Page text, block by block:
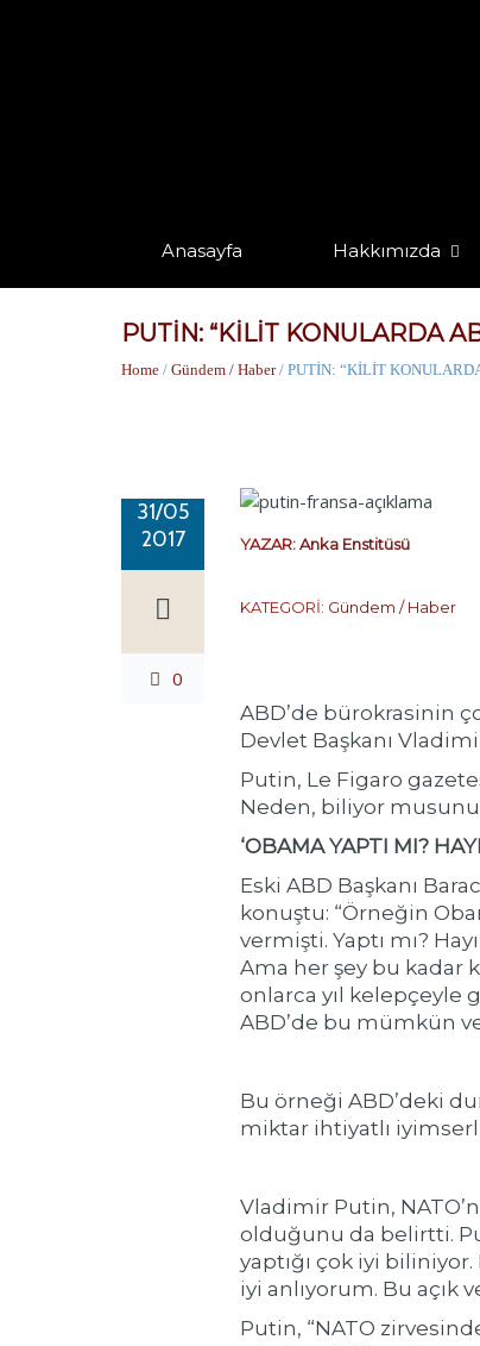
Anasayfa Hakkımızda
PUTİN: “KİLİT KONULARDA
Home / Gündem / Haber/ PUTİN: “KİLİT
31/05
2017
0
YAZAR:Anka Enstitüsü
KATEGORİ: Gündem / Haber
ABD’de bürokrasinin
Devlet Başkanı
Putin, Le Figaro
Neden, biliyor
‘OBAMA YAPTI MI?
Eski ABD Başkanı
konuştu: “Örneğin
vermişti. Yaptı mı?
Ama her şey bu kadar
onlarca yıl kelepçeyle
ABD’de bu mümkün
Bu örneği ABD’deki
miktar ihtiyatlı
Vladimir Putin,
olduğunu da belirtti.
yaptığı çok iyi
iyi anlıyorum. Bu açık
Putin, “NATO